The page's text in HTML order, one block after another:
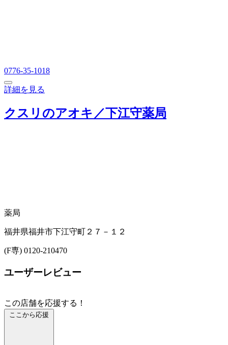
0776-35-1018
詳細を見る
クスリのアオキ／下江守薬局
薬局
福井県福井市下江守町２７－１２
(F専) 0120-210470
ユーザーレビュー
この店舗を応援する！
ここから応援